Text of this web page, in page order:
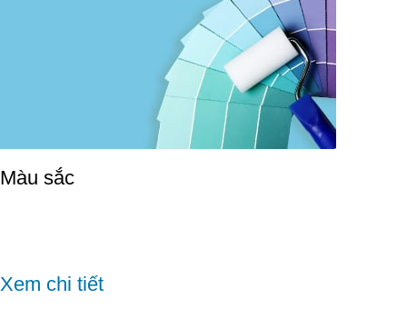
Màu sắc
Xem chi tiết